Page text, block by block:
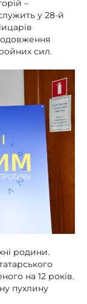
–
у 28-й
сил.
родини.
на 12 років.
пухлину